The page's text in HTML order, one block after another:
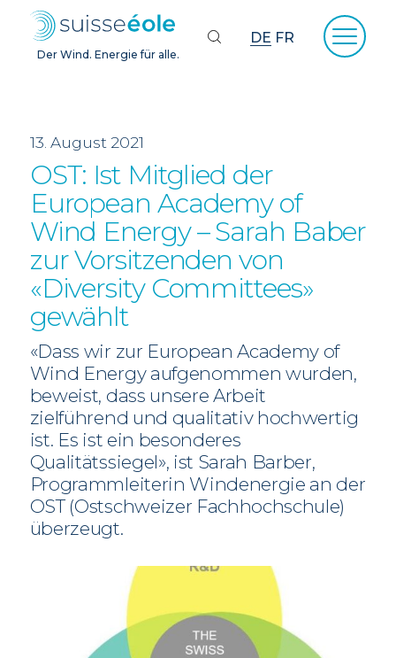
Der Wind. Energie für alle.
DE FR
13. August 2021
OST: Ist Mitglied der
European Academy of
Wind Energy – Sarah Baber
zur Vorsitzenden von
«Diversity Committees»
gewählt
«Dass wir zur European Academy of
Wind Energy aufgenommen wurden,
beweist, dass unsere Arbeit
zielführend und qualitativ hochwertig
ist. Es ist ein besonderes
Qualitätssiegel», ist Sarah Barber,
Programmleiterin Windenergie an der
OST (Ostschweizer Fachhochschule)
überzeugt.